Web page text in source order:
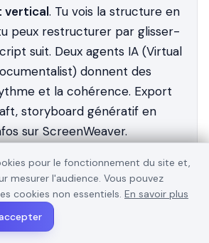
vertical. Tu vois la structure en
peux restructurer par glisser-
suit. Deux agents IA (Virtual
donnent des
et la cohérence. Export
storyboard génératif en
sur ScreenWeaver.
est-il un outil qui fait écrire
?
pour le fonctionnement du site et,
mesurer l'audience. Vous pouvez
cookies non essentiels. En savoir plus